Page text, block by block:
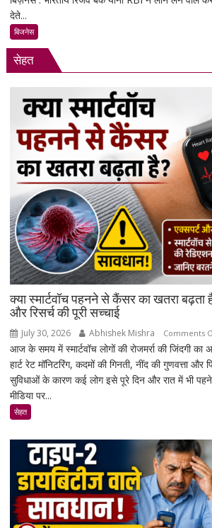
देते...
बिजनेस
सेहत
क्या स्मार्टवॉच पहनने से कैंसर का खतरा बढ़ता
और रिसर्च की पूरी सच्चाई
July 30, 2026 Abhishek Mishra Comments
आज के समय में स्मार्टवॉच लोगों की रोजमर्रा की जिंदगी
हार्ट रेट मॉनिटरिंग, कदमों की गिनती, नींद की गुणवत्ता
सुविधाओं के कारण कई लोग इसे पूरे दिन और रात में भी
मीडिया पर...
सेहत